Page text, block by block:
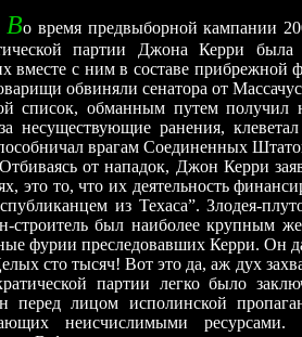
Во время предвыборной кампании
партии Джона Керри была
вместе с ним в составе
обвиняли сенатора от
список, обманным путем получил
несуществующие ранения,
врагам Соединенных
Отбиваясь от нападок, Джон Керри
это то, что их деятельность
из Техаса”. Злодея-
строитель был наиболее крупным
фурии преследовавших Керри. Он
сто тысяч! Вот это да, аж дух
партии легко было
перед лицом исполинской
неисчислимыми